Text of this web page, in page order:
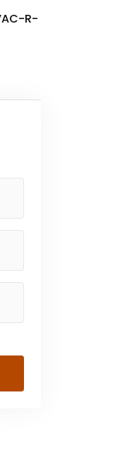
R-